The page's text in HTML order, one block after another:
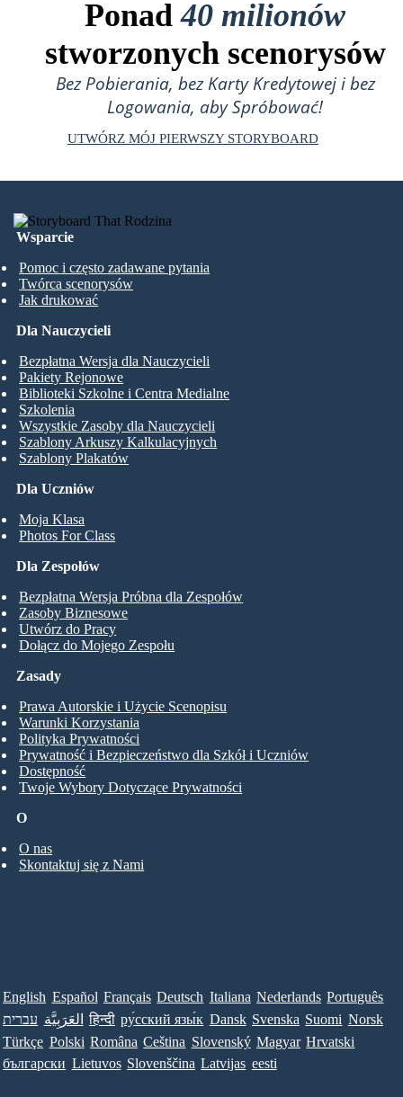
Ponad40 milionów
stworzonych scenorysów
Bez Pobierania, bez Karty Kredytowej i bez
Logowania, aby Spróbować!
UTWÓRZ MÓJ PIERWSZY STORYBOARD
Wsparcie
Pomoc i często zadawane pytania
Twórca scenorysów
Jak drukować
Dla Uczniów
Moja Klasa
Photos For Class
Dla Nauczycieli
Bezpłatna Wersja dla Nauczycieli
Pakiety Rejonowe
Biblioteki Szkolne i Centra Medialne
Szkolenia
Wszystkie Zasoby dla Nauczycieli
Szablony Arkuszy Kalkulacyjnych
Szablony Plakatów
Dla Zespołów
Bezpłatna Wersja Próbna dla Zespołów
Zasoby Biznesowe
Utwórz do Pracy
Dołącz do Mojego Zespołu
O
O nas
Skontaktuj się z Nami
Zasady
Prawa Autorskie i Użycie Scenopisu
Warunki Korzystania
Polityka Prywatności
Prywatność i Bezpieczeństwo dla Szkół i Uczniów
Dostępność
Twoje Wybory Dotyczące Prywatności
English Español Français Deutsch Italiana Nederlands Português
עברית العَرَبِيَّة हिन्दी ру́сский язы́к Dansk Svenska Suomi Norsk
Türkçe Polski Româna Ceština Slovenský Magyar Hrvatski
български Lietuvos Slovenščina Latvijas eesti